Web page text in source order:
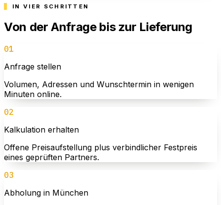
IN VIER SCHRITTEN
Von der Anfrage bis zur Lieferung
01
Anfrage stellen
Volumen, Adressen und Wunschtermin in wenigen
Minuten online.
02
Kalkulation erhalten
Offene Preisaufstellung plus verbindlicher Festpreis
eines geprüften Partners.
03
Abholung in München